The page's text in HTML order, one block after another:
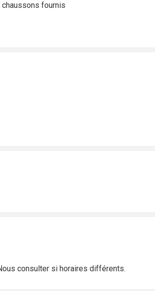
chaussons fournis
consulter si horaires différents.